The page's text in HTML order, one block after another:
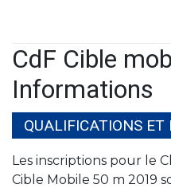
CdF Cible
Informations
QUALIFICATIONS ET
Les inscriptions pour le
Cible Mobile 50 m 2019